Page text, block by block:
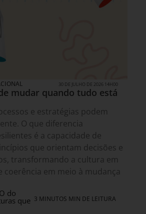
30 DE JULHO DE 2026 14H00
mudar quando tudo está
e estratégias podem
O que diferencia
é a capacidade de
que orientam decisões e
transformando a cultura em
coerência em meio à mudança
do
que 3 MINUTOS MIN DE LEITURA